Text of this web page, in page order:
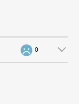
0